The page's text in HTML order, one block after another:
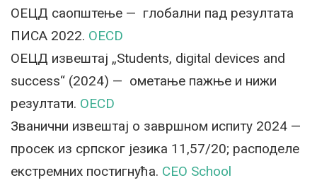
ОЕЦД саопштење — глобални пад резултата
ПИСА 2022. OECD
ОЕЦД извештај „Students, digital devices and
success“ (2024) — ометање пажње и нижи
резултати. OECD
Званични извештај о завршном испиту 2024 —
просек из српског језика 11,57/20; расподеле
екстремних постигнућа. CEO School